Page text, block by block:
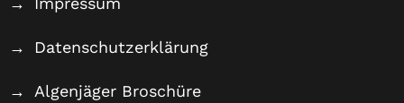
Datenschutzerklärung
Algenjäger Broschüre